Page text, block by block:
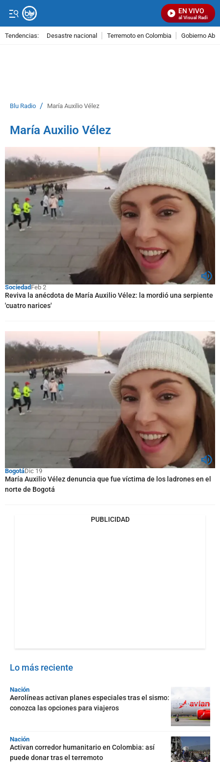
EN VIVO
Señal Visual Radio
Tendencias: Desastre nacional Terremoto en Colombia Gobierno
Blu Radio / María Auxilio Vélez
María Auxilio Vélez
SociedadFeb 2
Reviva la anécdota de María Auxilio Vélez: la mordió una serpiente
'cuatro narices'
BogotáDic 19
María Auxilio Vélez denuncia que fue víctima de los ladrones en el
norte de Bogotá
PUBLICIDAD
Lo más reciente
Nación
Aerolíneas activan planes especiales tras el sismo:
conozca las opciones para viajeros
Nación
Activan corredor humanitario en Colombia: así
puede donar tras el terremoto